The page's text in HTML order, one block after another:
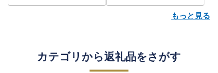
もっと見る
カテゴリから返礼品をさがす